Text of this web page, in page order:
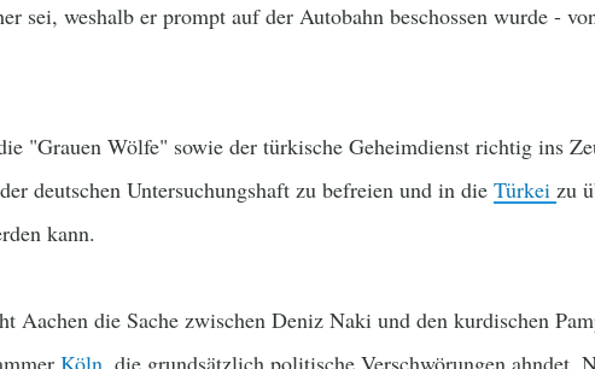
sei, weshalb er prompt auf der Autobahn beschossen wurde -
"Grauen Wölfe" sowie der türkische Geheimdienst richtig ins
deutschen Untersuchungshaft zu befreien und in die Türkei zu
kann.
Aachen die Sache zwischen Deniz Naki und den kurdischen
Köln, die grundsätzlich politische Verschwörungen ahndet.